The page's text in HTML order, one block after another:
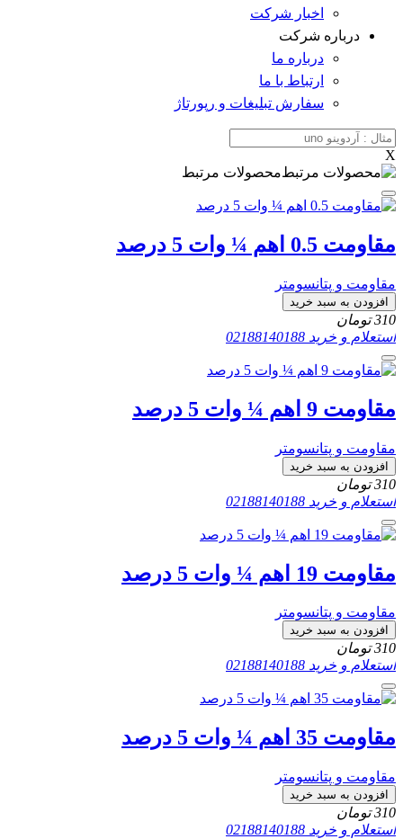
اخبار شرکت
درباره شرکت
درباره ما
ارتباط با ما
سفارش تبلیغات و رپورتاژ
X
محصولات مرتبط
مقاومت 0.5 اهم ¼ وات 5 درصد
مقاومت و پتانسومتر
افزودن به سبد خرید
310 تومان
استعلام و خرید 02188140188
مقاومت 9 اهم ¼ وات 5 درصد
مقاومت و پتانسومتر
افزودن به سبد خرید
310 تومان
استعلام و خرید 02188140188
مقاومت 19 اهم ¼ وات 5 درصد
مقاومت و پتانسومتر
افزودن به سبد خرید
310 تومان
استعلام و خرید 02188140188
مقاومت 35 اهم ¼ وات 5 درصد
مقاومت و پتانسومتر
افزودن به سبد خرید
310 تومان
استعلام و خرید 02188140188